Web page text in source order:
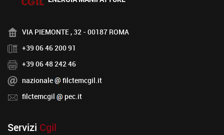
VIA PIEMONTE , 32 - 00187 ROMA
+39 06 46 200 91
+39 06 48 242 46
nazionale
filctemcgil.it
filctemcgil
pec.it
ServiziCgil